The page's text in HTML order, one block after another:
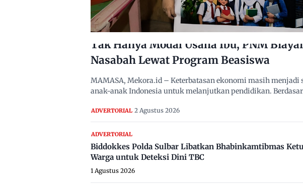
Tak Hanya Modal Usaha Ibu, PNM
Nasabah Lewat Program Beasiswa
MAMASA, Mekora.id – Keterbatasan ekonomi masih menjadi
anak-anak Indonesia untuk melanjutkan pendidikan.
ADVERTORIAL 2 Agustus 2026
ADVERTORIAL
Biddokkes Polda Sulbar Libatkan Bhabinkamtibmas
Warga untuk Deteksi Dini TBC
1 Agustus 2026